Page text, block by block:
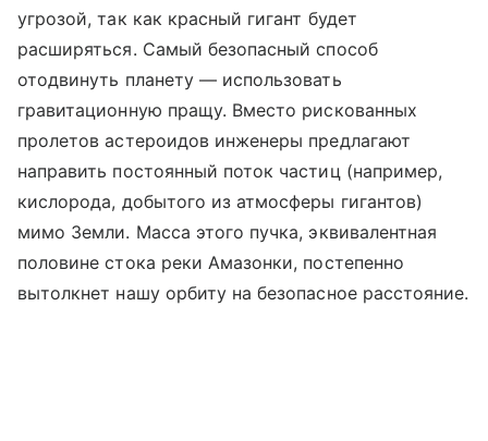
угрозой, так как красный гигант будет
расширяться. Самый безопасный способ
отодвинуть планету — использовать
гравитационную пращу. Вместо рискованных
пролетов астероидов инженеры предлагают
направить постоянный поток частиц (например,
кислорода, добытого из атмосферы гигантов)
мимо Земли. Масса этого пучка, эквивалентная
половине стока реки Амазонки, постепенно
вытолкнет нашу орбиту на безопасное расстояние.